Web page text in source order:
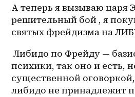
А теперь я вызываю царя
решительный бой , я
святых фрейдизма на
Либидо по Фрейду — базис нашей души-
психики, так оно и есть,
существенной
либидо не принадлежит